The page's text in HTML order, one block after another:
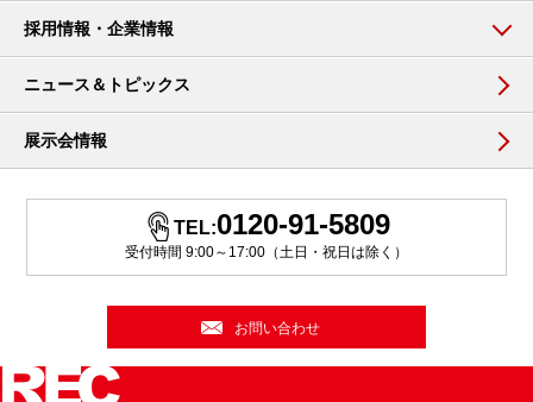
採用情報・企業情報
ニュース＆トピックス
展示会情報
TEL:0120-91-5809
受付時間 9:00～17:00（土日・祝日は除く）
お問い合わせ